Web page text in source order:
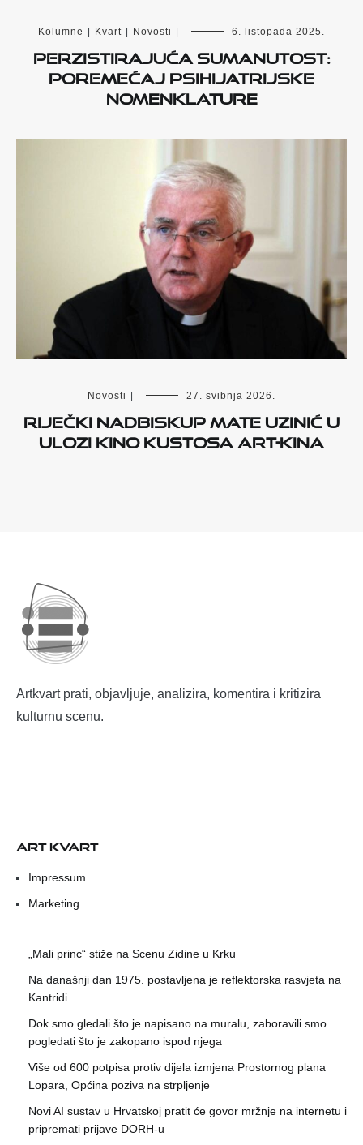
Kolumne Kvart Novosti 6. listopada 2025.
Perzistirajuća sumanutost:
poremećaj psihijatrijske
nomenklature
Novosti 27. svibnja 2026.
Riječki nadbiskup Mate Uzinić u
ulozi kino kustosa Art-kina
Artkvart prati, objavljuje, analizira, komentira i kritizira
kulturnu scenu.
ART KVART
Impressum
Marketing
„Mali princ“ stiže na Scenu Zidine u Krku
Na današnji dan 1975. postavljena je reflektorska rasvjeta na
Kantridi
Dok smo gledali što je napisano na muralu, zaboravili smo
pogledati što je zakopano ispod njega
Više od 600 potpisa protiv dijela izmjena Prostornog plana
Lopara, Općina poziva na strpljenje
Novi AI sustav u Hrvatskoj pratit će govor mržnje na internetu i
pripremati prijave DORH-u